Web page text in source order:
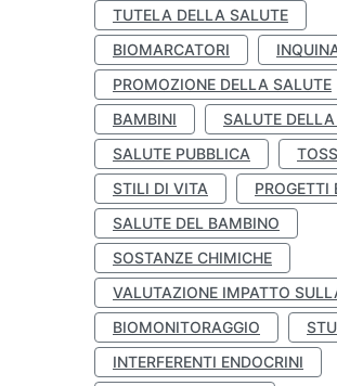
TUTELA DELLA SALUTE
BIOMARCATORI
PROMOZIONE DELLA SALUTE
BAMBINI
SALUTE
SALUTE PUBBLICA
STILI DI VITA
PROGETTI
SALUTE DEL BAMBINO
SOSTANZE CHIMICHE
VALUTAZIONE IMPATTO
BIOMONITORAGGIO
INTERFERENTI ENDOCRINI